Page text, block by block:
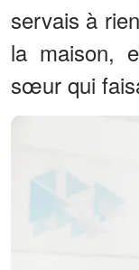
servais à
la maison,
sœur qui